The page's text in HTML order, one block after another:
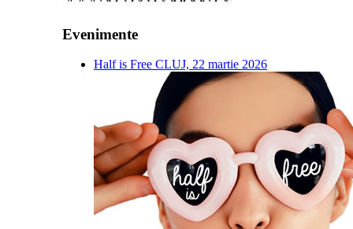
Evenimente
Half is Free CLUJ, 22 martie 2026